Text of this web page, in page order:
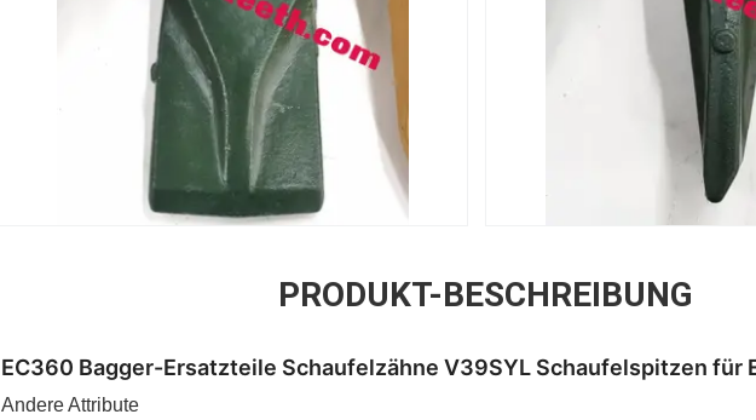
PRODUKT-BESCHREIBUNG
EC360 Bagger-Ersatzteile Schaufelzähne V39SYL Schaufelspitzen für
Andere Attribute